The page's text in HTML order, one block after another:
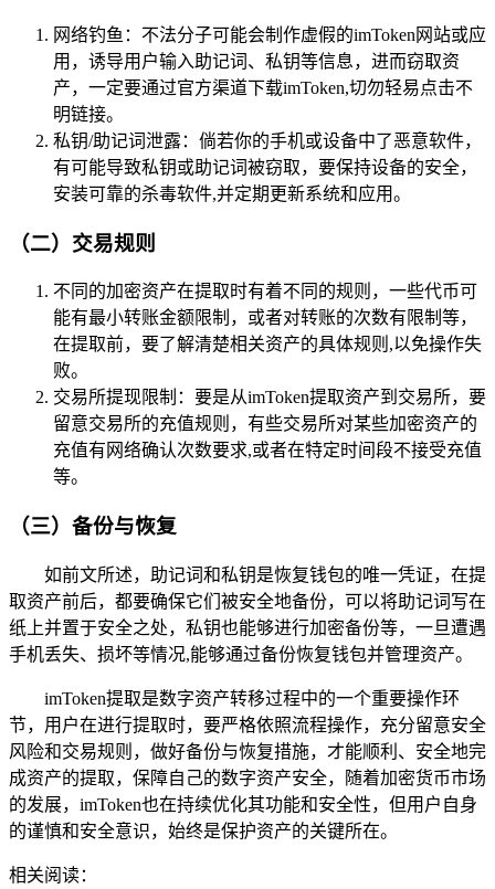
网络钓鱼：不法分子可能会制作虚假的imToken网站或应
用，诱导用户输入助记词、私钥等信息，进而窃取资
产，一定要通过官方渠道下载imToken,切勿轻易点击不
明链接。
私钥/助记词泄露：倘若你的手机或设备中了恶意软件，
有可能导致私钥或助记词被窃取，要保持设备的安全，
安装可靠的杀毒软件,并定期更新系统和应用。
（二）交易规则
不同的加密资产在提取时有着不同的规则，一些代币可
能有最小转账金额限制，或者对转账的次数有限制等，
在提取前，要了解清楚相关资产的具体规则,以免操作失
败。
交易所提现限制：要是从imToken提取资产到交易所，要
留意交易所的充值规则，有些交易所对某些加密资产的
充值有网络确认次数要求,或者在特定时间段不接受充值
等。
（三）备份与恢复
如前文所述，助记词和私钥是恢复钱包的唯一凭证，在提
取资产前后，都要确保它们被安全地备份，可以将助记词写在
纸上并置于安全之处，私钥也能够进行加密备份等，一旦遭遇
手机丢失、损坏等情况,能够通过备份恢复钱包并管理资产。
imToken提取是数字资产转移过程中的一个重要操作环
节，用户在进行提取时，要严格依照流程操作，充分留意安全
风险和交易规则，做好备份与恢复措施，才能顺利、安全地完
成资产的提取，保障自己的数字资产安全，随着加密货币市场
的发展，imToken也在持续优化其功能和安全性，但用户自身
的谨慎和安全意识，始终是保护资产的关键所在。
相关阅读：